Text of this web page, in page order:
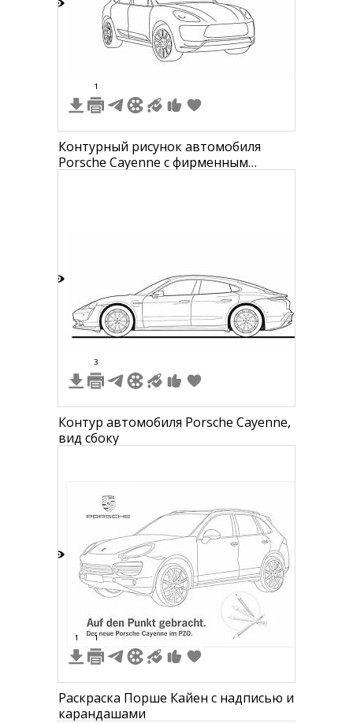
1
Контурный рисунок автомобиля
Porsche Cayenne с фирменным
3
Контур автомобиля Porsche Cayenne,
вид сбоку
1 1
Раскраска Порше Кайен с надписью и
карандашами